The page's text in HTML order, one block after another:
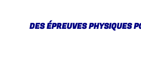
DES ÉPREUVES PHYSIQUES